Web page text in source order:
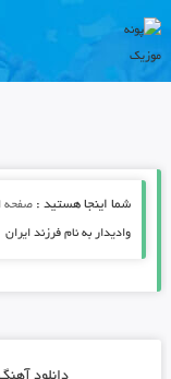
شما اینجا هستید : صفحه
وادیدار به نام فرزند ایران